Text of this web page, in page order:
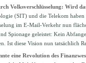
Volksverschlüsselung: Wird
(SIT) und die Telekom haben
im E-Mail-Verkehr nun
Spionage geleistet: Kein
Ist diese Vision nun tatsächlich
eine Revolution des